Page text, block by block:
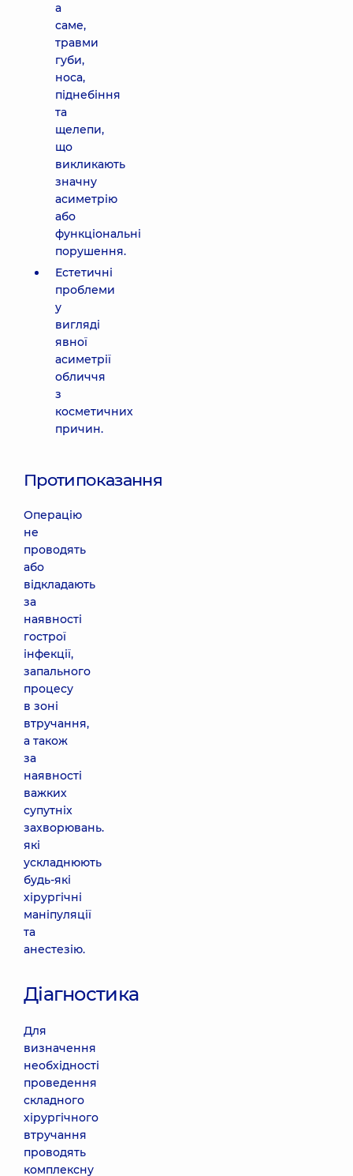
а
саме,
травми
губи,
носа,
піднебіння
та
щелепи,
що
викликають
значну
асиметрію
або
функціональні
порушення.
Естетичні
проблеми
у
вигляді
явної
асиметрії
обличчя
з
косметичних
причин.
Протипоказання
Операцію
не
проводять
або
відкладають
за
наявності
гострої
інфекції,
запального
процесу
в зоні
втручання,
а також
за
наявності
важких
супутніх
захворювань.
які
ускладнюють
будь-які
хірургічні
маніпуляції
та
анестезію.
Діагностика
Для
визначення
необхідності
проведення
складного
хірургічного
втручання
проводять
комплексну